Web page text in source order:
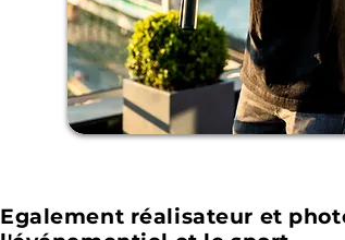
Egalement réalisateur et